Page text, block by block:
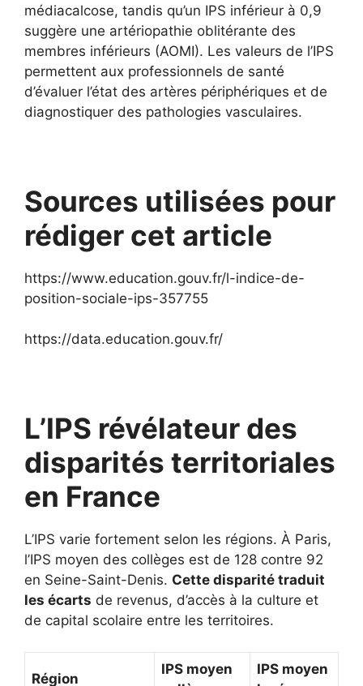
médiacalcose, tandis qu’un IPS inférieur à 0,9
suggère une artériopathie oblitérante des
membres inférieurs (AOMI). Les valeurs de l’IPS
permettent aux professionnels de santé
d’évaluer l’état des artères périphériques et de
diagnostiquer des pathologies vasculaires.
Sources utilisées pour
rédiger cet article
https://www.education.gouv.fr/l-indice-de-
position-sociale-ips-357755
https://data.education.gouv.fr/
L’IPS révélateur des
disparités territoriales
en France
L’IPS varie fortement selon les régions. À Paris,
l’IPS moyen des collèges est de 128 contre 92
en Seine-Saint-Denis. Cette disparité traduit
les écarts de revenus, d’accès à la culture et
de capital scolaire entre les territoires.
Région
IPS moyen
IPS moyen